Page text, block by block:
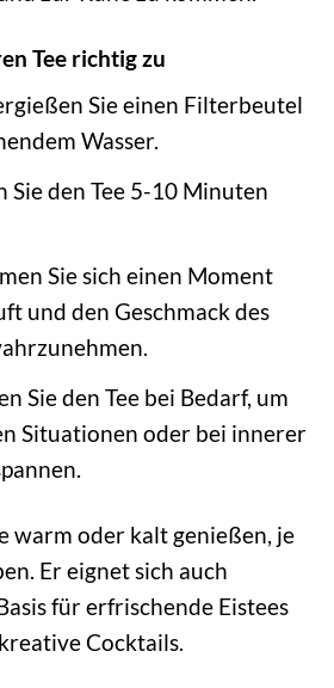
Tee richtig zu
Sie einen Filterbeutel
Wasser.
Sie den Tee 5-10 Minuten
Sie sich einen Moment
und den Geschmack des
Sie den Tee bei Bedarf, um
Situationen oder bei innerer
warm oder kalt genießen, je
Er eignet sich auch
für erfrischende Eistees
Cocktails.